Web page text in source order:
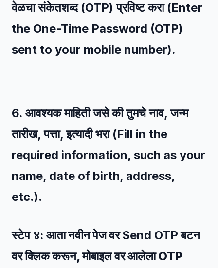
वेळचा संकेतशब्द (OTP) प्रविष्ट करा (Enter
the One-Time Password (OTP)
sent to your mobile number).
6. आवश्यक माहिती जसे की तुमचे नाव, जन्म
तारीख, पत्ता, इत्यादी भरा (Fill in the
required information, such as your
name, date of birth, address,
etc.).
स्टेप ४: आता नवीन पेज वरSend OTPबटन
वर क्लिक करून, मोबाइल वर आलेला OTP